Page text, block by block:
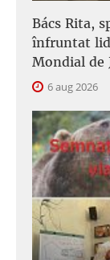
Bács Rita,
înfruntat
Mondial de
6 aug 2026